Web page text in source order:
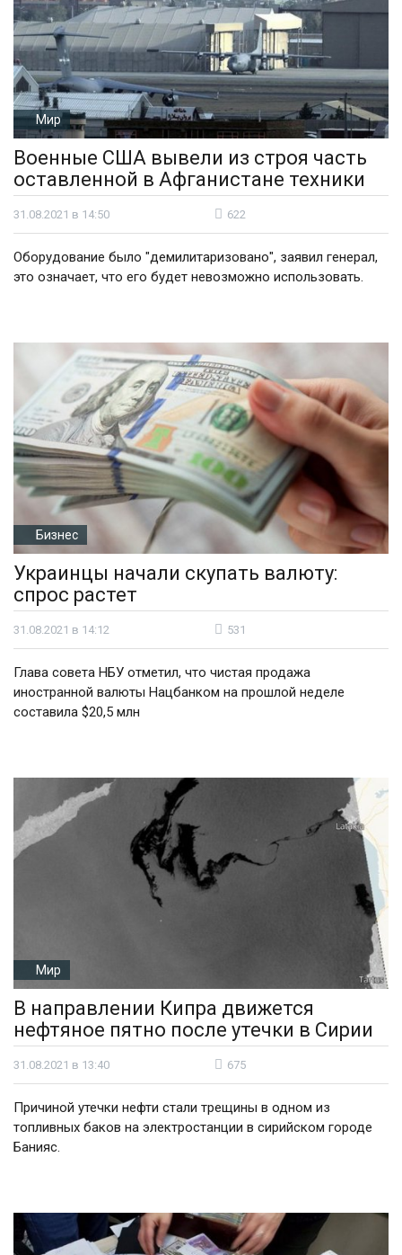
Мир
Военные США вывели из строя часть
оставленной в Афганистане техники
31.08.2021 в 14:50 622
Оборудование было "демилитаризовано", заявил генерал,
это означает, что его будет невозможно использовать.
Бизнес
Украинцы начали скупать валюту:
спрос растет
31.08.2021 в 14:12 531
Глава совета НБУ отметил, что чистая продажа
иностранной валюты Нацбанком на прошлой неделе
составила $20,5 млн
Мир
В направлении Кипра движется
нефтяное пятно после утечки в Сирии
31.08.2021 в 13:40 675
Причиной утечки нефти стали трещины в одном из
топливных баков на электростанции в сирийском городе
Банияс.